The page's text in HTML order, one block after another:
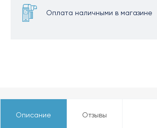
Оплата наличными в магазине
Описание Отзывы